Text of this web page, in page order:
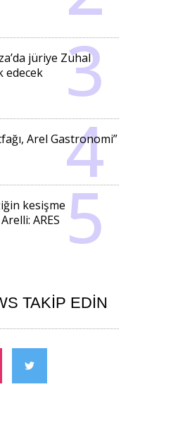
jüriye Zuhal
edecek
Arel Gastronomi”
kesişme
ARES
TAKIP EDIN